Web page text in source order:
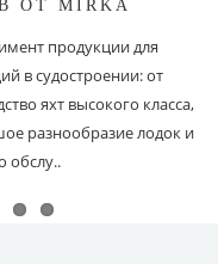
ОТ MIRKA
продукции для
в судостроении: от
яхт высокого класса,
разнообразие лодок и
обслу..